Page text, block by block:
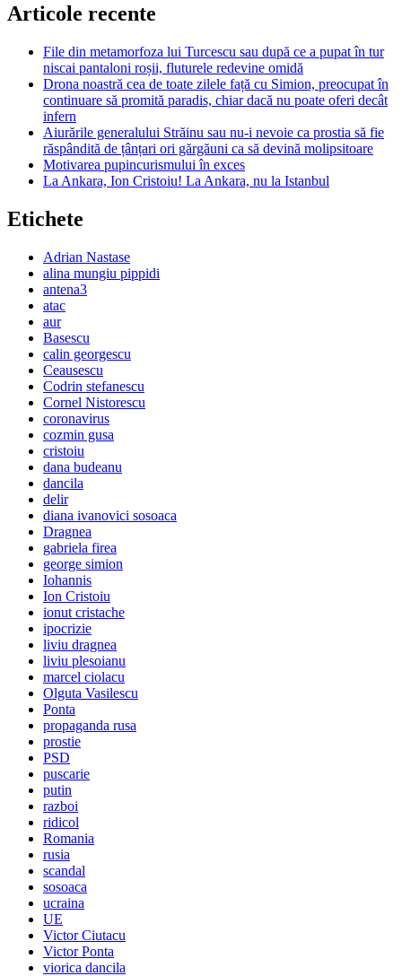
Articole recente
File din metamorfoza lui Turcescu sau după ce a pupat în tur
niscai pantaloni roșii, fluturele redevine omidă
Drona noastră cea de toate zilele față cu Simion, preocupat în
continuare să promită paradis, chiar dacă nu poate oferi decât
infern
Aiurările generalului Străinu sau nu-i nevoie ca prostia să fie
răspândită de țânțari ori gărgăuni ca să devină molipsitoare
Motivarea pupincurismului în exces
La Ankara, Ion Cristoiu! La Ankara, nu la Istanbul
Etichete
Adrian Nastase
alina mungiu pippidi
antena3
atac
aur
Basescu
calin georgescu
Ceausescu
Codrin stefanescu
Cornel Nistorescu
coronavirus
cozmin gusa
cristoiu
dana budeanu
dancila
delir
diana ivanovici sosoaca
Dragnea
gabriela firea
george simion
Iohannis
Ion Cristoiu
ionut cristache
ipocrizie
liviu dragnea
liviu plesoianu
marcel ciolacu
Olguta Vasilescu
Ponta
propaganda rusa
prostie
PSD
puscarie
putin
razboi
ridicol
Romania
rusia
scandal
sosoaca
ucraina
UE
Victor Ciutacu
Victor Ponta
viorica dancila